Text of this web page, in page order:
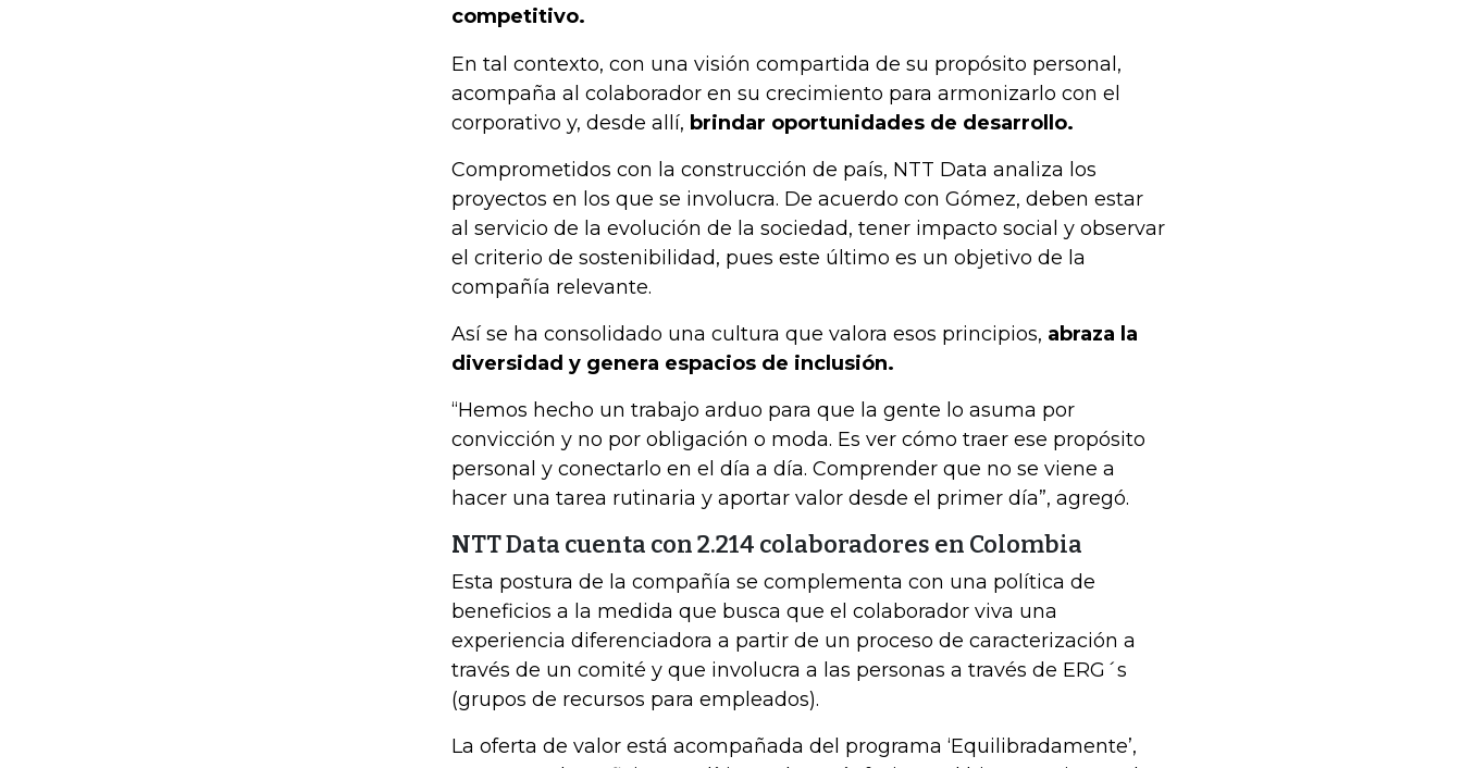
competitivo.
En tal contexto, con una visión compartida de su propósito personal,
acompaña al colaborador en su crecimiento para armonizarlo con el
corporativo y, desde allí, brindar oportunidades de desarrollo.
Comprometidos con la construcción de país, NTT Data analiza los
proyectos en los que se involucra. De acuerdo con Gómez, deben estar
al servicio de la evolución de la sociedad, tener impacto social y observar
el criterio de sostenibilidad, pues este último es un objetivo de la
compañía relevante.
Así se ha consolidado una cultura que valora esos principios, abraza la
diversidad y genera espacios de inclusión.
“Hemos hecho un trabajo arduo para que la gente lo asuma por
convicción y no por obligación o moda. Es ver cómo traer ese propósito
personal y conectarlo en el día a día. Comprender que no se viene a
hacer una tarea rutinaria y aportar valor desde el primer día”, agregó.
NTT Data cuenta con 2.214 colaboradores en Colombia
Esta postura de la compañía se complementa con una política de
beneficios a la medida que busca que el colaborador viva una
experiencia diferenciadora a partir de un proceso de caracterización a
través de un comité y que involucra a las personas a través de ERG´s
(grupos de recursos para empleados).
La oferta de valor está acompañada del programa ‘Equilibradamente’,